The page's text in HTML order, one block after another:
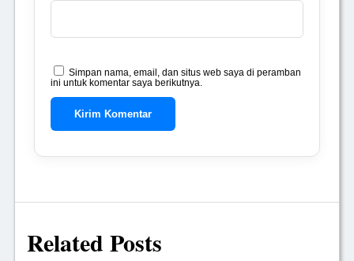
Simpan nama, email, dan situs web saya di peramban
ini untuk komentar saya berikutnya.
Related Posts